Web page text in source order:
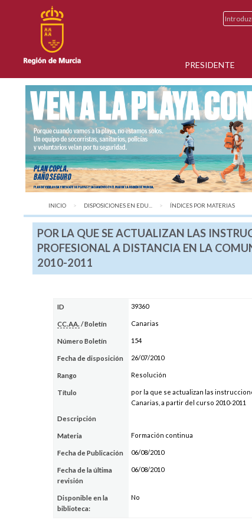
PRESIDENTE
INICIO DISPOSICIONES EN EDU... AQUÍ:
ÍNDICES POR MATERIAS
POR LA QUE SE ACTUALIZAN LAS
PROFESIONAL A DISTANCIA EN LA
2010-2011
ID 39360
CC.AA. / Boletín Canarias
Número Boletín 154
Fecha de disposición 26/07/2010
Rango Resolución
Título
por la que se actualizan las
Canarias, a partir del curso 2010-2011
Descripción
Materia Formación continua
Fecha de Publicación 06/08/2010
Fecha de la última
revisión
06/08/2010
Disponible en la
biblioteca:
No